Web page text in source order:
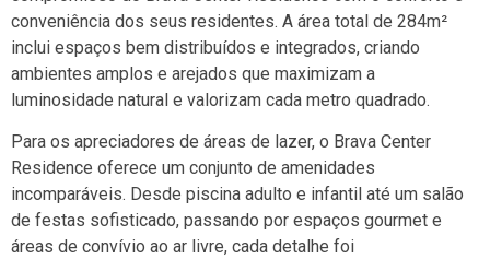
conveniência dos seus residentes. A área total de 284m²
inclui espaços bem distribuídos e integrados, criando
ambientes amplos e arejados que maximizam a
luminosidade natural e valorizam cada metro quadrado.
Para os apreciadores de áreas de lazer, o Brava Center
Residence oferece um conjunto de amenidades
incomparáveis. Desde piscina adulto e infantil até um salão
de festas sofisticado, passando por espaços gourmet e
áreas de convívio ao ar livre, cada detalhe foi